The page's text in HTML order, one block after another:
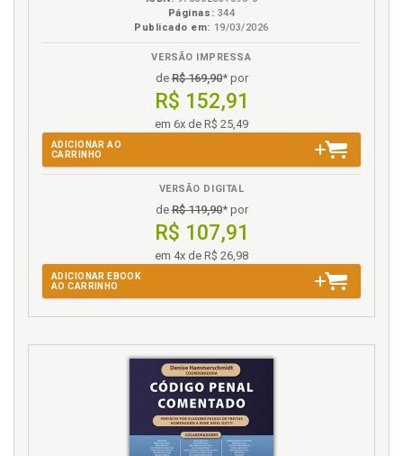
Páginas: 344
Publicado em: 19/03/2026
VERSÃO IMPRESSA
deR$ 169,90* por
R$ 152,91
em 6x de R$ 25,49
ADICIONAR AO
CARRINHO
VERSÃO DIGITAL
deR$ 119,90* por
R$ 107,91
em 4x de R$ 26,98
ADICIONAR EBOOK
AO CARRINHO